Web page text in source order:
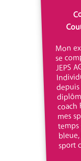
Mon
se
JEPS
coach
mes
sport